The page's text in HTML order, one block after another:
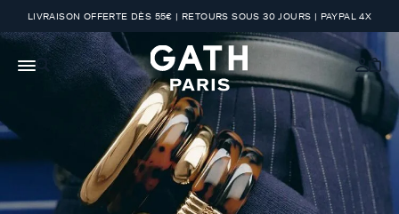
LIVRAISON OFFERTE DÈS 55€ | RETOURS SOUS 30 JOURS | PAYPAL 4X